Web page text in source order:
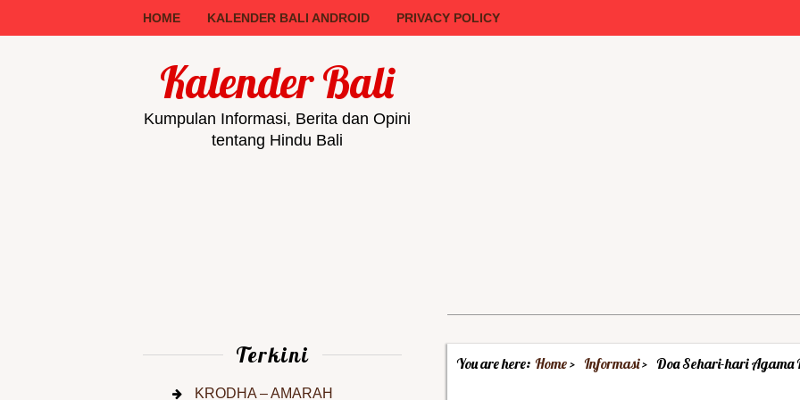
HOME KALENDER BALI ANDROID PRIVACY POLICY
Kalender Bali
Kumpulan Informasi, Berita dan Opini
tentang Hindu Bali
You are here: Home Informasi Doa Sehari-hari Agama
Terkini
KRODHA – AMARAH